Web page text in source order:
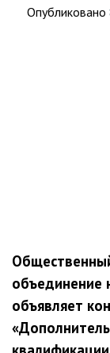
Опубликовано
объединение
объявляет